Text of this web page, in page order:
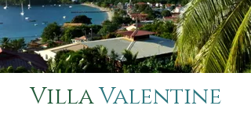
VillaValentine